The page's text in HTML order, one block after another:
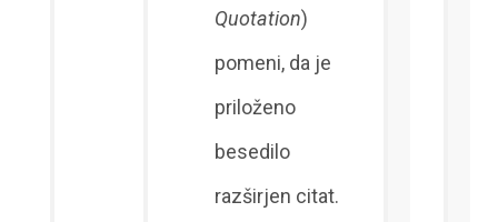
Quotation)
pomeni, da je
priloženo
besedilo
razširjen citat.